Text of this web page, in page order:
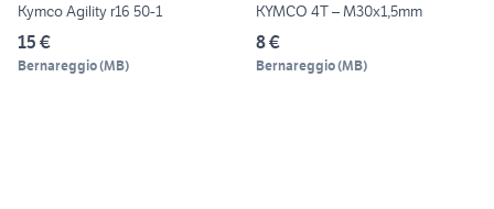
Kymco Agility r16 50-1
15 €
Bernareggio(MB)
KYMCO 4T – M30x1,5mm
8 €
Bernareggio(MB)